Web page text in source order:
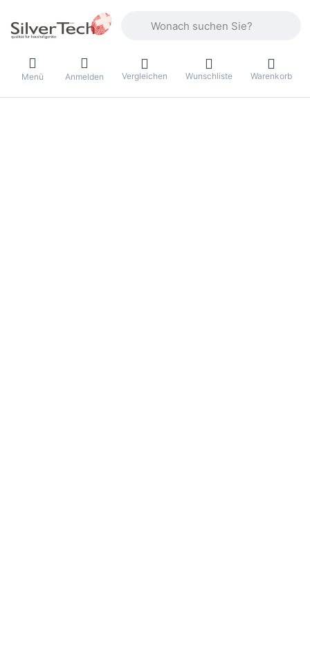
Menü Anmelden Vergleichen Wunschliste Warenkorb